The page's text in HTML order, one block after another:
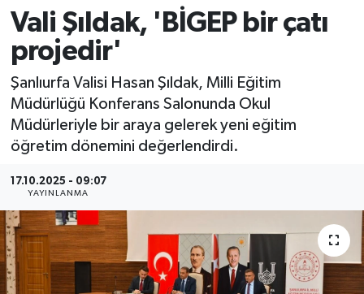
Vali Şıldak, 'BİGEP bir çatı
projedir'
Şanlıurfa Valisi Hasan Şıldak, Milli Eğitim
Müdürlüğü Konferans Salonunda Okul
Müdürleriyle bir araya gelerek yeni eğitim
öğretim dönemini değerlendirdi.
17.10.2025 - 09:07
YAYINLANMA
Gündem
Kültür
Magazin
Tüm Manşetler
Son Dakika Haberleri
Haber Arşivi